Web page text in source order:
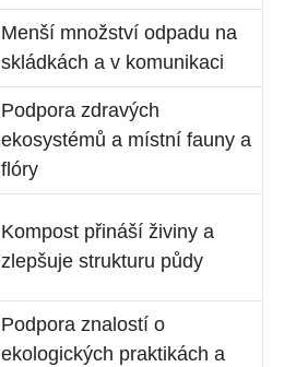
Menší množství odpadu na
skládkách a v‍ komunikaci
Podpora ​zdravých
ekosystémů a‌ místní fauny a
⁢flóry
Kompost přináší živiny a
zlepšuje strukturu půdy
Podpora znalostí o
ekologických praktikách a